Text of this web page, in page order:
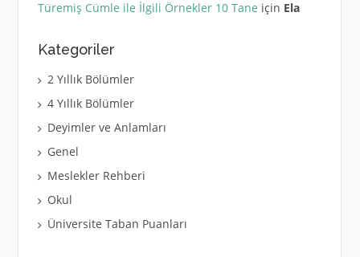
Türemiş Cümle ile İlgili Örnekler 10 Tane için Ela
Kategoriler
2 Yıllık Bölümler
4 Yıllık Bölümler
Deyimler ve Anlamları
Genel
Meslekler Rehberi
Okul
Üniversite Taban Puanları